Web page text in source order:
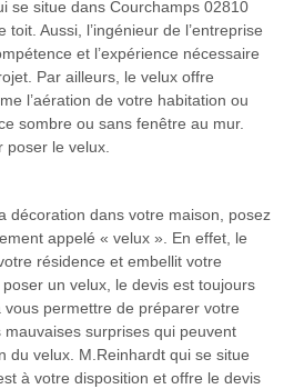
se situe dans Courchamps 02810
Aussi, l’ingénieur de l’entreprise
et l’expérience nécessaire
Par ailleurs, le velux offre
l’aération de votre habitation ou
sombre ou sans fenêtre au mur.
poser le velux.
décoration dans votre maison, posez
appelé « velux ». En effet, le
résidence et embellit votre
un velux, le devis est toujours
vous permettre de préparer votre
mauvaises surprises qui peuvent
du velux. M.Reinhardt qui se situe
à votre disposition et offre le devis